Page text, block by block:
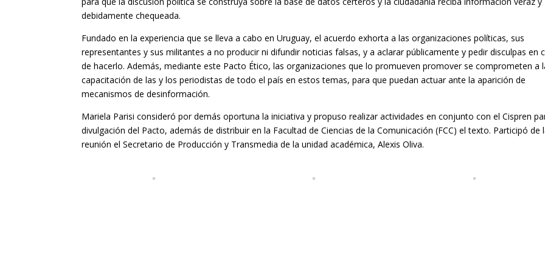
debidamente chequeada.
Fundado en la experiencia que se lleva a cabo en Uruguay, el acuerdo exhorta a las organizaciones políticas, sus
representantes y sus militantes a no producir ni difundir noticias falsas, y a aclarar públicamente y pedir disculpas en
de hacerlo. Además, mediante este Pacto Ético, las organizaciones que lo promueven promover se comprometen a
capacitación de las y los periodistas de todo el país en estos temas, para que puedan actuar ante la aparición de
mecanismos de desinformación.
Mariela Parisi consideró por demás oportuna la iniciativa y propuso realizar actividades en conjunto con el Cispren
divulgación del Pacto, además de distribuir en la Facultad de Ciencias de la Comunicación (FCC) el texto. Participó de
reunión el Secretario de Producción y Transmedia de la unidad académica, Alexis Oliva.